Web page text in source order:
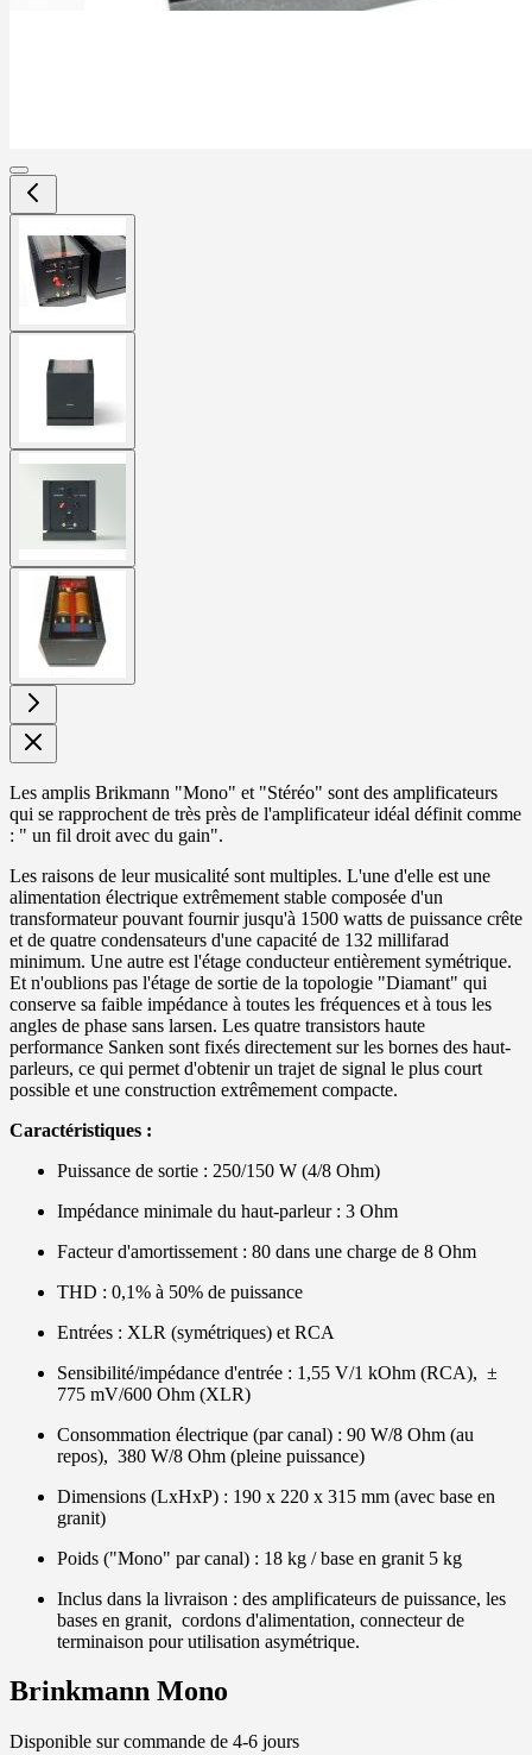
larger
image
larger
image
View
larger
image
View
larger
image
Les amplis Brikmann "Mono" et "Stéréo" sont des amplificateurs
qui se rapprochent de très près de l'amplificateur idéal définit comme
: " un fil droit avec du gain".
Les raisons de leur musicalité sont multiples. L'une d'elle est une
alimentation électrique extrêmement stable composée d'un
transformateur pouvant fournir jusqu'à 1500 watts de puissance crête
et de quatre condensateurs d'une capacité de 132 millifarad
minimum. Une autre est l'étage conducteur entièrement symétrique.
Et n'oublions pas l'étage de sortie de la topologie "Diamant" qui
conserve sa faible impédance à toutes les fréquences et à tous les
angles de phase sans larsen. Les quatre transistors haute
performance Sanken sont fixés directement sur les bornes des haut-
parleurs, ce qui permet d'obtenir un trajet de signal le plus court
possible et une construction extrêmement compacte.
Caractéristiques :
Puissance de sortie : 250/150 W (4/8 Ohm)
Impédance minimale du haut-parleur : 3 Ohm
Facteur d'amortissement : 80 dans une charge de 8 Ohm
THD : 0,1% à 50% de puissance
Entrées : XLR (symétriques) et RCA
Sensibilité/impédance d'entrée : 1,55 V/1 kOhm (RCA), ±
775 mV/600 Ohm (XLR)
Consommation électrique (par canal) : 90 W/8 Ohm (au
repos), 380 W/8 Ohm (pleine puissance)
Dimensions (LxHxP) : 190 x 220 x 315 mm (avec base en
granit)
Poids ("Mono" par canal) : 18 kg / base en granit 5 kg
Inclus dans la livraison : des amplificateurs de puissance, les
bases en granit, cordons d'alimentation, connecteur de
terminaison pour utilisation asymétrique.
Brinkmann Mono
Disponible sur commande de 4-6 jours